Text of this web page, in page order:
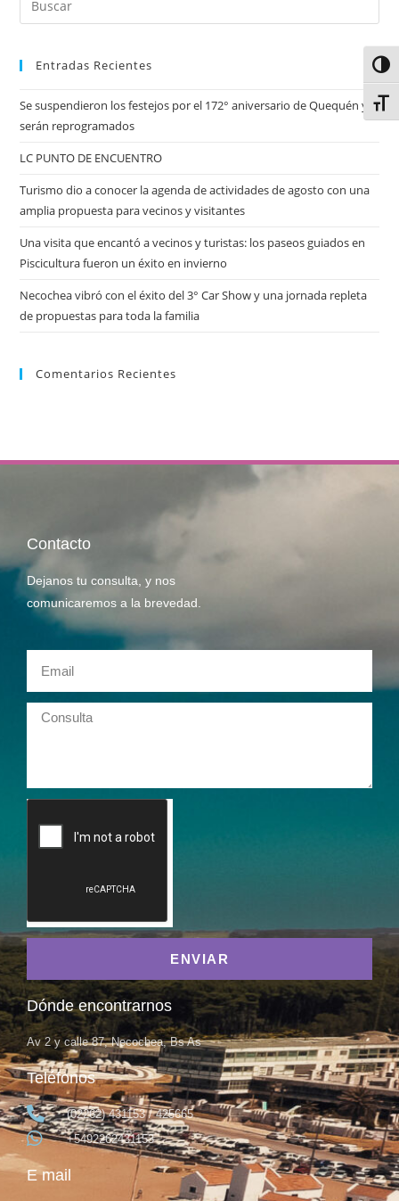
Entradas Recientes
Se suspendieron los festejos por el 172° aniversario de Quequén y
serán reprogramados
LC PUNTO DE ENCUENTRO
Turismo dio a conocer la agenda de actividades de agosto con una
amplia propuesta para vecinos y visitantes
Una visita que encantó a vecinos y turistas: los paseos guiados en
Piscicultura fueron un éxito en invierno
Necochea vibró con el éxito del 3° Car Show y una jornada repleta
de propuestas para toda la familia
Comentarios Recientes
Contacto
Dejanos tu consulta, y nos
comunicaremos a la brevedad.
ENVIAR
Dónde encontrarnos
Av 2 y calle 87, Necochea, Bs As
Teléfonos
(02262) 431153 / 425665
+5492262431153
E mail